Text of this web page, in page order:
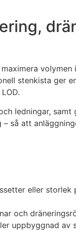
stenkista ger
ledningar,
så att
eller storlek
och
uppbyggnad av